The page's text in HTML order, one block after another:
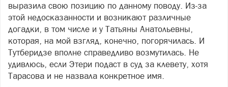
выразила свою позицию по данному поводу. Из-за
этой недосказанности и возникают различные
догадки, в том числе и у Татьяны Анатольевны,
которая, на мой взгляд, конечно, погорячилась. И
Тутберидзе вполне справедливо возмутилась. Не
удивлюсь, если Этери подаст в суд за клевету, хотя
Тарасова и не назвала конкретное имя.